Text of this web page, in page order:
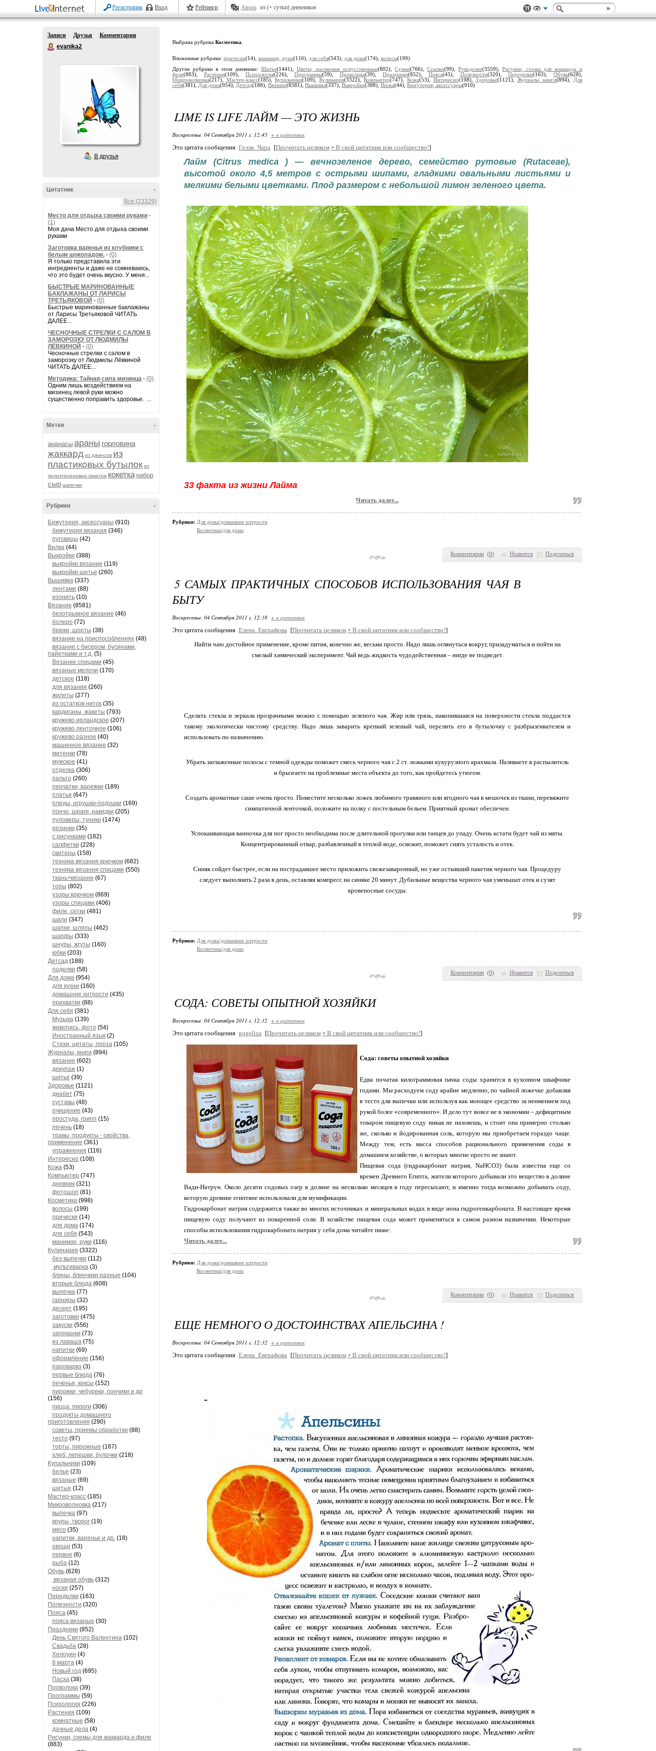
Регистрация Вход Рейтинги Авось из (+ сутки) дневников
Записи Друзья
Комментарии
evanika2
В друзья
-
Цитатник
Все (23329)
Место для отдыха своими руками -
(1)
Моя дача Место для отдыха своими
руками
Заготовка варенья из клубники с
белым шоколадом. - (0)
Я только представила эти
ингредиенты и даже не сомневаюсь,
что это будет очень вкусно. У меня...
БЫСТРЫЕ МАРИНОВАННЫЕ
БАКЛАЖАНЫ ОТ ЛАРИСЫ
ТРЕТЬЯКОВОЙ - (0)
Быстрые маринованные баклажаны
от Ларисы Третьяковой ЧИТАТЬ
ДАЛЕЕ...
ЧЕСНОЧНЫЕ СТРЕЛКИ С САЛОМ В
ЗАМОРОЗКУ ОТ ЛЮДМИЛЫ
ЛЁВКИНОЙ - (0)
Чесночные стрелки с салом в
заморозку от Людмилы Лёвкиной
ЧИТАТЬ ДАЛЕЕ...
Методика: Тайная сила мизинца - (0)
Одним лишь воздействием на
мизинец левой руки можно
существенно поправить здоровье. ...
-
Метки
ананасы араны горловина
жаккард из джинсов из
пластиковых бутылок из
полиэтиленовых пакетов кокетка набор
сыр шапочки
-
Рубрики
Бижутерия, аксессуары (910)
бижутерия вязаная (346)
пуговицы (42)
Вилка (44)
Выкройки (388)
выкройки вязание (119)
выкройки шитье (260)
Вышивка (337)
лентами (88)
изонить (10)
Вязание (8581)
безотрывное вязание (46)
болеро (72)
брюки, шорты (38)
вязание на приспособлениях (48)
вязание с бисером, бусинами,
пайетками и т.д. (5)
Вязание спицами (45)
вязаные мелочи (170)
детское (118)
для вязания (260)
жилеты (277)
из остатков ниток (35)
кардиганы, жакеты (793)
кружево ирландское (207)
кружево ленточное (106)
кружево разное (40)
машинное вязание (32)
митенки (78)
мужское (41)
отделка (306)
пальто (260)
перчатки, варежки (189)
платья (647)
пледы, игрушки-подушки (169)
пончо, шраги, накидки (205)
пуловеры, туники (1474)
резинки (35)
с рисунками (182)
салфетки (228)
свитеры (158)
техника вязания крючком (682)
техника вязания спицами (550)
ткань+вязание (67)
топы (802)
узоры крючком (869)
узоры спицами (406)
филе, сетки (481)
шали (347)
шапки, шляпы (462)
шарфы (333)
шнуры, жгуты (160)
юбки (203)
Детсад (188)
поделки (58)
Для дома (954)
для кухни (160)
домашние хитрости (435)
прихватки (88)
Для себя (381)
Музыка (139)
живопись, фото (54)
Иностранный язык (2)
Стихи, цитаты, проза (105)
Журналы, книги (894)
вязание (602)
декупаж (1)
шитье (39)
Здоровье (1121)
диабет (75)
суставы (48)
очищение (43)
простуда, грипп (15)
печень (18)
травы, продукты - свойства,
применение (361)
упражнения (116)
Интересно (108)
Кожа (53)
Компьютер (747)
дневник (321)
фотошоп (81)
Косметика (998)
волосы (199)
прически (14)
для дома (174)
для себя (543)
маникюр, руки (116)
Кулинария (3322)
без выпечки (112)
мультиварка (3)
блины, блинчики разные (104)
вторые блюда (608)
выпечка (77)
гарниры (32)
десерт (195)
заготовки (475)
закуски (556)
запеканки (73)
из лаваша (75)
напитки (69)
оформление (156)
пароварка (3)
первые блюда (76)
печенье, кексы (152)
пирожки, чебуреки, пончики и др
(156)
пицца, пироги (306)
продукты домашнего
приготовления (290)
советы, приемы обработки (88)
тесто (97)
торты, пирожные (167)
хлеб, лепешки, булочки (218)
Купальники (109)
белье (23)
вязаные (69)
шитые (12)
Мастер-класс (185)
Микроволновка (217)
выпечка (97)
крупы, творог (19)
мясо (35)
напитки, варенье и др. (18)
овощи (53)
первое (6)
рыба (12)
Обувь (628)
вязаная обувь (312)
носки (257)
Переделки (163)
Полезности (320)
Пояса (45)
пояса вязаные (30)
Праздники (852)
День Святого Валентина (102)
Свадьба (28)
Хелоуин (4)
8 марта (4)
Новый год (695)
Пасха (38)
Проволока (39)
Программы (59)
Психология (226)
Растения (109)
комнатные (58)
дачные дела (4)
Рисунки, схемы для жаккарда и филе
(883)
Выбрана рубрика Косметика
Вложенные рубрики: прически(14), маникюр, руки(116), для себя(543), для дома(174), волосы(199)
Другие рубрики в этом дневнике: Шитье(1441), Цветы, насекомые искусственные(802), Сумки(766), Ссылки(99), Рукоделие(3559), Рисунки, схемы для жаккарда и
филе(883), Растения(109), Психология(226), Программы(59), Проволока(39), Праздники(852), Пояса(45), Полезности(320), Переделки(163), Обувь(628),
Микроволновка(217), Мастер-класс(185),Купальники(109), Кулинария(3322),Компьютер(747),Кожа(53), Интересно(108),Здоровье(1121), Журналы, книги(894), Для
себя(381), Для дома(954), Детсад(188), Вязание(8581), Вышивка(337), Выкройки(388), Вилка(44), Бижутерия, аксессуары(910)
Комментарии (0) Нравится Поделиться
LIME IS LIFE ЛАЙМ — ЭТО ЖИЗНЬ
Воскресенье, 04 Сентября 2011 г. 12:45 + в цитатник
Это цитата сообщения Гелла_Чара [Прочитать целиком + В свой цитатник или сообщество!]
Лайм (Citrus medica ) — вечнозеленое дерево, семейство рутовые (Rutaceae),
высотой около 4,5 метров с острыми шипами, гладкими овальными листьями и
мелкими белыми цветками. Плод размером с небольшой лимон зеленого цвета.
33 факта из жизни Лайма
Читать далее...
Рубрики: Для дома/домашние хитрости
Косметика/для дома
Комментарии (0) Нравится Поделиться
5 САМЫХ ПРАКТИЧНЫХ СПОСОБОВ ИСПОЛЬЗОВАНИЯ ЧАЯ В
БЫТУ
Воскресенье, 04 Сентября 2011 г. 12:38 + в цитатник
Это цитата сообщения Елена_Евграфова [Прочитать целиком + В свой цитатник или сообщество!]
Найти чаю достойное применение, кроме пития, конечно же, весьма просто. Надо лишь оглянуться вокруг, призадуматься и пойти на
смелый химический эксперимент. Чай ведь жидкость чудодейственная – нигде не подведет.
Сделать стекла и зеркала прозрачными можно с помощью зеленого чая. Жир или грязь, накопившаяся на поверхности стекла поддастся
такому экологически чистому средству. Надо лишь заварить крепкий зеленый чай, перелить его в бутылочку с разбрызгивателем и
использовать по назначению.
Убрать заглаженные полосы с темной одежды поможет смесь черного чая с 2 ст. ложками кукурузного крахмала. Наливаете в распылитель
и брызгаете на проблемные места объекта до того, как пройдетесь утюгом.
Создать ароматные саше очень просто. Поместите несколько ложек любимого травяного или ягодного чая в мешочек из ткани, перевяжите
симпатичной ленточкой, положите на полку с постельным бельем. Приятный аромат обеспечен.
Успокаивающая ванночка для ног просто необходима после длительной прогулки или танцев до упаду. Очень кстати будет чай из мяты.
Концентрированный отвар, разбавленный в теплой воде, освежит, поможет снять усталость и отек.
Синяк сойдет быстрее, если на пострадавшее место приложить свежезаваренный, но уже остывший пакетик черного чая. Процедуру
следует выполнять 2 раза в день, оставляя компресс на синяке 20 минут. Дубильные вещества черного чая уменьшат отек и сузят
кровеносные сосуды.
Рубрики: Для дома/домашние хитрости
Косметика/для дома
Комментарии (0) Нравится Поделиться
СОДА: СОВЕТЫ ОПЫТНОЙ ХОЗЯЙКИ
Воскресенье, 04 Сентября 2011 г. 12:32 + в цитатник
Это цитата сообщения gugeliza [Прочитать целиком + В свой цитатник или сообщество!]
Сода: советы опытной хозяйки
Едва початая килограммовая пачка соды хранится в кухонном шкафчике
годами. Мы расходуем соду крайне медленно, по чайной ложечке добавляя
в тесто для выпечки или используя как моющее средство за неимением под
рукой более «современного». И дело тут вовсе не в экономии – дефицитным
товаром пищевую соду никак не назовешь, и стоит она примерно столько
же, сколько и йодированная соль, которую мы приобретаем гораздо чаще.
Между тем, есть масса способов рационального применения соды в
домашнем хозяйстве, о которых многие просто не знают.
Пищевая сода (гидракарбонат натрия, NaHCO3) была известна еще со
времен Древнего Египта, жители которого добывали это вещество в долине
Вади-Натрун. Около десяти содовых озер в долине на несколько месяцев в году пересыхают, и именно тогда возможно добывать соду,
которую древние египтяне использовали для мумификации.
Гидрокарбонат натрия содержится также во многих источниках и минеральных водах в виде иона гидрогенкарбоната. В настоящее время
пищевую соду получают из поваренной соли. В хозяйстве пищевая сода может применяться в самом разном назначении. Некоторые
способы использования гидрокарбоната натрия у себя дома читайте ниже:
Читать далее...
Рубрики: Для дома/домашние хитрости
Косметика/для дома
ЕЩЕ НЕМНОГО О ДОСТОИНСТВАХ АПЕЛЬСИНА !
Воскресенье, 04 Сентября 2011 г. 12:32 + в цитатник
Это цитата сообщения Елена_Евграфова [Прочитать целиком + В свой цитатник или сообщество!]